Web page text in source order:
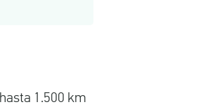
1.500 km